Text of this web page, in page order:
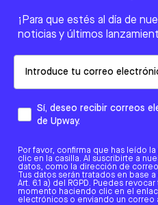
¡Para que estés al día de
noticias y últimos
Sí, deseo recibir correos
de Upway.
Por favor, confirma que has leído
clic en la casilla. Al suscribirte a
datos, como la dirección de
Tus datos serán tratados en base
Art. 6.1 a) del RGPD. Puedes
momento haciendo clic en el
electrónicos o enviando un correo